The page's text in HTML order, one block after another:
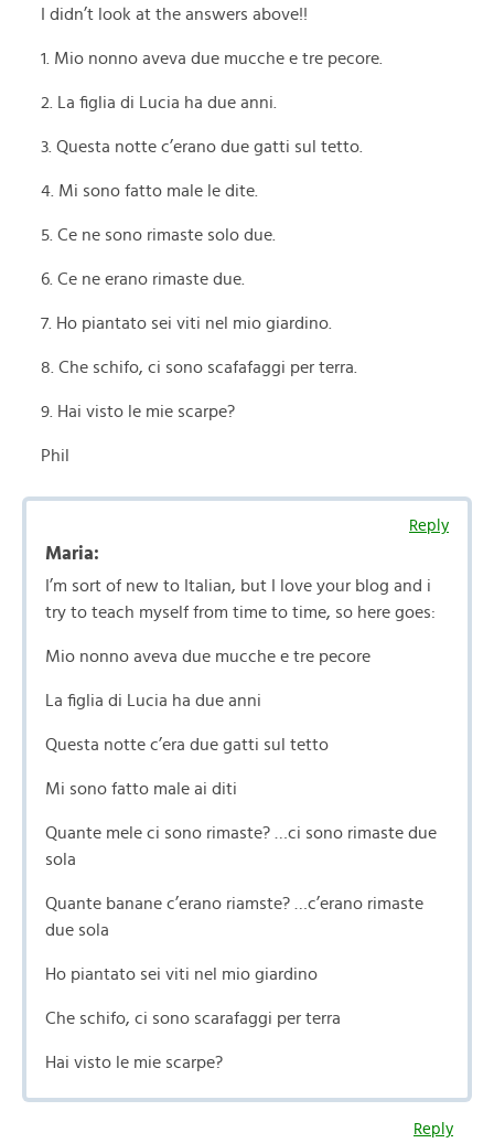
I didn’t look at the answers above!!
1. Mio nonno aveva due mucche e tre pecore.
2. La figlia di Lucia ha due anni.
3. Questa notte c’erano due gatti sul tetto.
4. Mi sono fatto male le dite.
5. Ce ne sono rimaste solo due.
6. Ce ne erano rimaste due.
7. Ho piantato sei viti nel mio giardino.
8. Che schifo, ci sono scafafaggi per terra.
9. Hai visto le mie scarpe?
Phil
Reply
Maria:
I’m sort of new to Italian, but I love your blog and i
try to teach myself from time to time, so here goes:
Mio nonno aveva due mucche e tre pecore
La figlia di Lucia ha due anni
Questa notte c’era due gatti sul tetto
Mi sono fatto male ai diti
Quante mele ci sono rimaste? …ci sono rimaste due
sola
Quante banane c’erano riamste? …c’erano rimaste
due sola
Ho piantato sei viti nel mio giardino
Che schifo, ci sono scarafaggi per terra
Hai visto le mie scarpe?
Reply